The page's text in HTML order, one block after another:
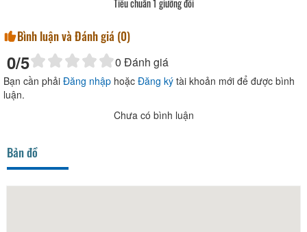
Tiêu chuẩn 1 giường đôi
Bình luận và Đánh giá (0)
0/5 0 Đánh giá
Bạn cần phải Đăng nhập hoặc Đăng ký tài khoản mới để được bình
luận.
Chưa có bình luận
Bản đồ